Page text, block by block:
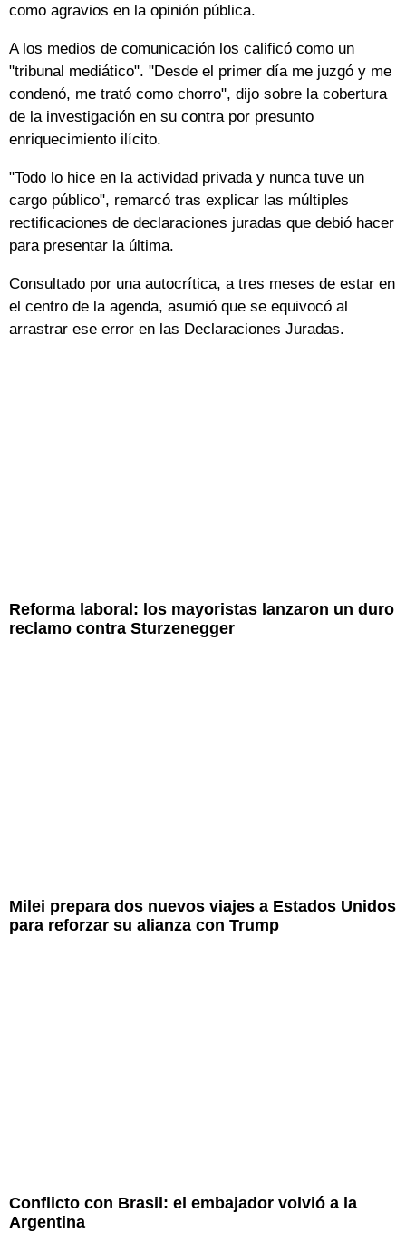
como agravios en la opinión pública.
A los medios de comunicación los calificó como un
"tribunal mediático". "Desde el primer día me juzgó y me
condenó, me trató como chorro", dijo sobre la cobertura
de la investigación en su contra por presunto
enriquecimiento ilícito.
"Todo lo hice en la actividad privada y nunca tuve un
cargo público", remarcó tras explicar las múltiples
rectificaciones de declaraciones juradas que debió hacer
para presentar la última.
Consultado por una autocrítica, a tres meses de estar en
el centro de la agenda, asumió que se equivocó al
arrastrar ese error en las Declaraciones Juradas.
Reforma laboral: los mayoristas lanzaron un duro
reclamo contra Sturzenegger
Milei prepara dos nuevos viajes a Estados Unidos
para reforzar su alianza con Trump
Conflicto con Brasil: el embajador volvió a la
Argentina